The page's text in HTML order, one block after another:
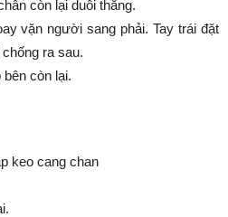
còn lại duỗi thẳng.
vặn người sang phải. Tay trái đặt
ra sau.
còn lại.